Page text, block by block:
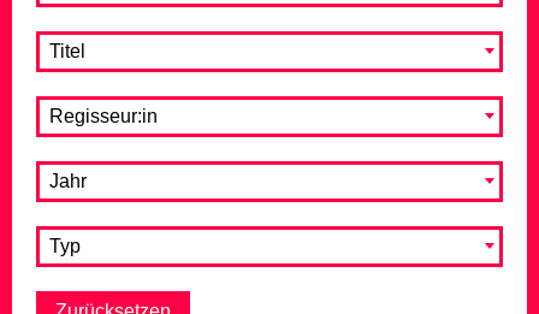
Titel
Regisseur:in
Jahr
Typ